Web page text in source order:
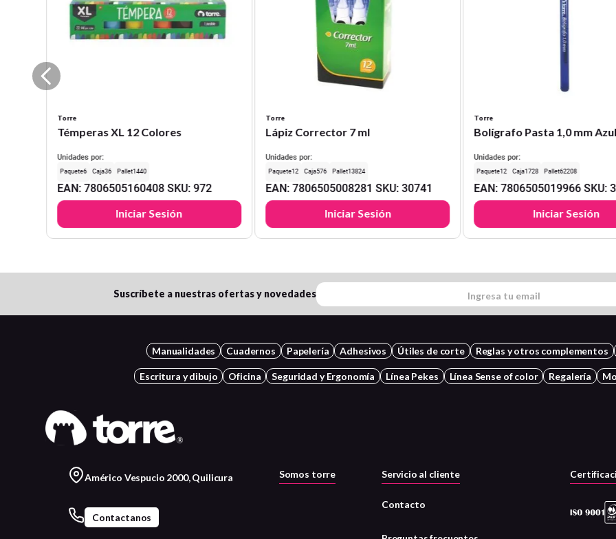
Torre
Témperas XL 12 Colores
Unidades por:
6 36 1440
EAN:7806505160408 SKU:972
Iniciar Sesión
Torre
Lápiz Corrector 7 ml
Unidades por:
12 576 13824
EAN:7806505008281 SKU:30741
Iniciar Sesión
Torre
Bolígrafo Pasta 1,0 mm Azul
Unidades por:
12 1728 62208
EAN:7806505019966 SKU:
Iniciar Sesión
Suscríbete a nuestras ofertas y novedades
Manualidades Cuadernos Papelería Adhesivos Útiles de corte Reglas y otros complementos
Escritura y dibujo Oficina Seguridad y Ergonomía Línea Pekes Línea Sense of color Regalería
Américo Vespucio 2000, Quilicura
Contactanos
Somos torre Servicio al cliente
Contacto